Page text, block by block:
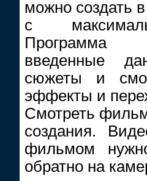
можно создать
с
Программа
введенные
сюжеты и
эффекты и
Смотреть
создания.
фильмом
обратно на